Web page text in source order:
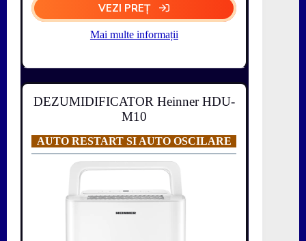
VEZI PREȚ
Mai multe informații
DEZUMIDIFICATOR Heinner HDU-
M10
AUTO RESTART SI AUTO OSCILARE